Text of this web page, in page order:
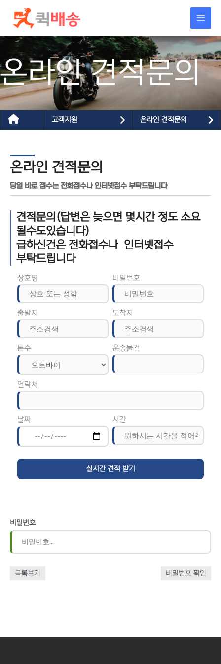
건너뛰기
온라인 견적문의
고객지원 온라인 견적문의
온라인 견적문의
당일 바로 접수는 전화접수나 인터넷접수 부탁드립니다
견적문의(답변은 늦으면 몇시간 정도 소요
될수도있습니다)
급하신건은 전화접수나 인터넷접수
부탁드립니다
상호명 비밀번호
출발지 도착지
톤수 운송물건
연락처
날짜 시간
비밀번호
목록보기 비밀번호 확인